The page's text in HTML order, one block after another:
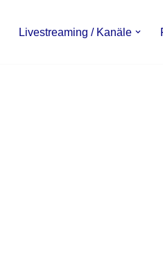
Livestreaming / Kanäle